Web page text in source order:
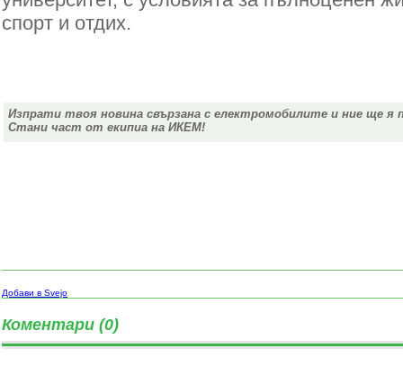
спорт и отдих.
Изпрати твоя новина свързана с електромобилите и ние ще я
Стани част от екипиа на ИКЕМ!
Добави в Svejo
Коментари (0)